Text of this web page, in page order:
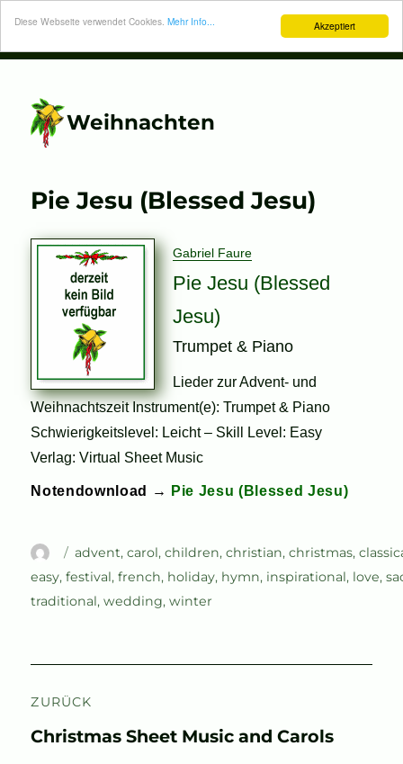
Akzeptiert
Diese Webseite verwendet Cookies. Mehr Info...
Weihnachten
Pie Jesu (Blessed Jesu)
Gabriel Faure
Pie Jesu (Blessed
Jesu)
Trumpet & Piano
Lieder zur Advent- und
Weihnachtszeit Instrument(e): Trumpet & Piano
Schwierigkeitslevel: Leicht – Skill Level: Easy
Verlag: Virtual Sheet Music
Notendownload → Pie Jesu (Blessed Jesu)
Autor
Schlagwörter
advent,carol,children,christian,christmas,
easy,festival,french, holiday, hymn, inspirational, love,
traditional,wedding,winter
ZURÜCK
Vorheriger
Christmas Sheet Music and Carols